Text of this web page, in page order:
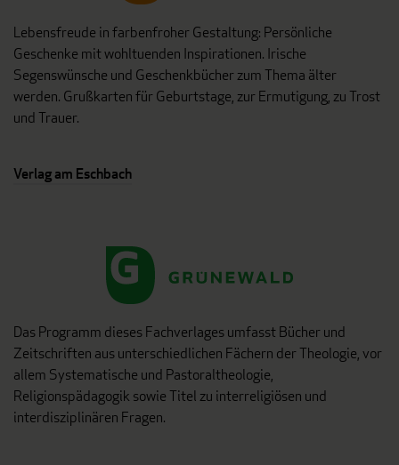
Lebensfreude in farbenfroher Gestaltung: Persönliche
Geschenke mit wohltuenden Inspirationen. Irische
Segenswünsche und Geschenkbücher zum Thema älter
werden. Grußkarten für Geburtstage, zur Ermutigung, zu Trost
und Trauer.
Verlag am Eschbach
Das Programm dieses Fachverlages umfasst Bücher und
Zeitschriften aus unterschiedlichen Fächern der Theologie, vor
allem Systematische und Pastoraltheologie,
Religionspädagogik sowie Titel zu interreligiösen und
interdisziplinären Fragen.